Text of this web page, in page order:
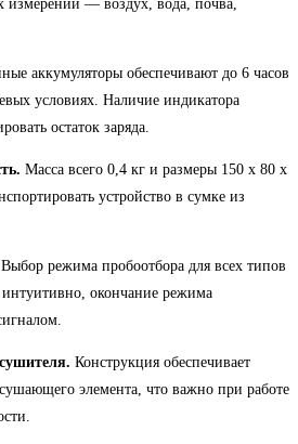
измерений — воздух, вода, почва,
аккумуляторы обеспечивают до 6 часов
условиях. Наличие индикатора
остаток заряда.
Масса всего 0,4 кг и размеры 150 х 80 х
устройство в сумке из
Выбор режима пробоотбора для всех типов
интуитивно, окончание режима
Конструкция обеспечивает
элемента, что важно при работе